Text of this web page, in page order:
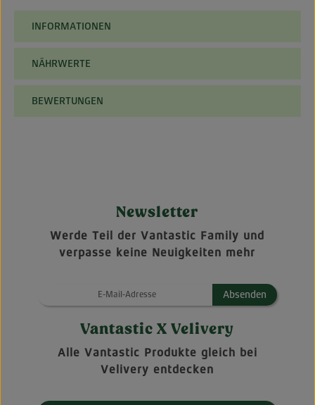
INFORMATIONEN
NÄHRWERTE
BEWERTUNGEN
Newsletter
Werde Teil der Vantastic Family und
verpasse keine Neuigkeiten mehr
Absenden
Vantastic X Velivery
Alle Vantastic Produkte gleich bei
Velivery entdecken